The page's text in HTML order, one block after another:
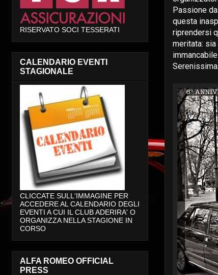
Passione
questa
riprendersi
meritata:
Serenissima.
RISERVATO SOCI TESSERATI
CALENDARIO EVENTI
STAGIONALE
CLICCATE SULL'IMMAGINE PER
ACCEDERE AL CALENDARIO DEGLI
EVENTI A CUI IL CLUB ADERIRA' O
ORGANIZZA NELLA STAGIONE IN
CORSO
ALFA ROMEO OFFICIAL
PRESS